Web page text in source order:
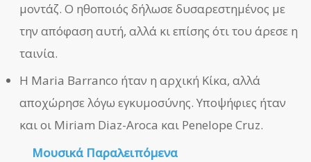
μοντάζ. Ο ηθοποιός δήλωσε δυσαρεστημένος με
την απόφαση αυτή, αλλά κι επίσης ότι του άρεσε η
ταινία.
Η Maria Barranco ήταν η αρχική Κίκα, αλλά
αποχώρησε λόγω εγκυμοσύνης. Υποψήφιες ήταν
και οι Miriam Diaz-Aroca και Penelope Cruz.
Μουσικά Παραλειπόμενα